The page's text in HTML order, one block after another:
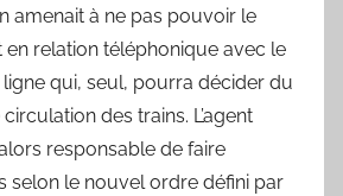
amenait à ne pas pouvoir le
en relation téléphonique avec le
qui, seul, pourra décider du
des trains. L’agent
responsable de faire
selon le nouvel ordre défini par